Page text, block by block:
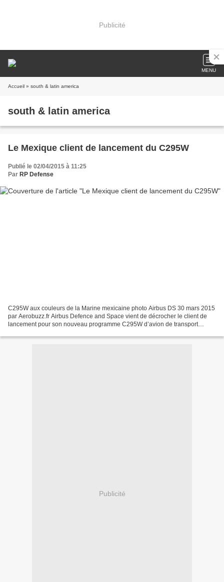
Publicité
MENU
Accueil » south & latin america
south & latin america
Le Mexique client de lancement du C295W
Publié le 02/04/2015 à 11:25
Par RP Defense
C295W aux couleurs de la Marine mexicaine photo Airbus DS 30 mars 2015
par Aerobuzz.fr Airbus Defence and Space vient de décrocher le client de
lancement pour son nouveau programme C295W d’avion de transport
Publicité